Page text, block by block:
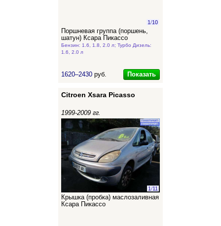
1/10
Поршневая группа (поршень,
шатун) Ксара Пикассо
Бензин: 1.6, 1.8, 2.0 л; Турбо Дизель:
1.6, 2.0 л
1620–2430 руб. Показать
Citroen Xsara Picasso
1999-2009 гг.
1/11
Крышка (пробка) маслозаливная
Ксара Пикассо